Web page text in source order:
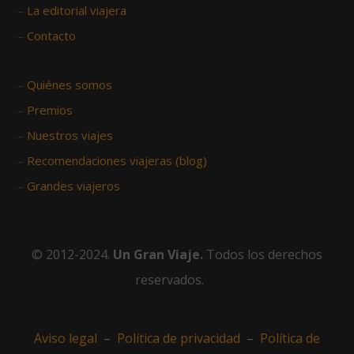
– La editorial viajera
– Contacto
– Quiénes somos
– Premios
– Nuestros viajes
– Recomendaciones viajeras (blog)
– Grandes viajeros
© 2012-2024. Un Gran Viaje. Todos los derechos
reservados.
Aviso legal – Política de privacidad – Política de